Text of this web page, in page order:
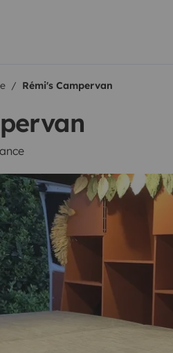
Rémi's Campervan